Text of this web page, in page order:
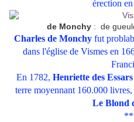
érection
de Monchy : de
Charles de Monchy fut
dans l'église de Vismes en
En 1782, Henriette des
terre moyennant 160.000
Le Blond